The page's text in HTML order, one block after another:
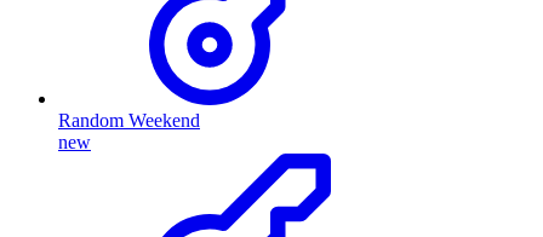
Random Weekend
new